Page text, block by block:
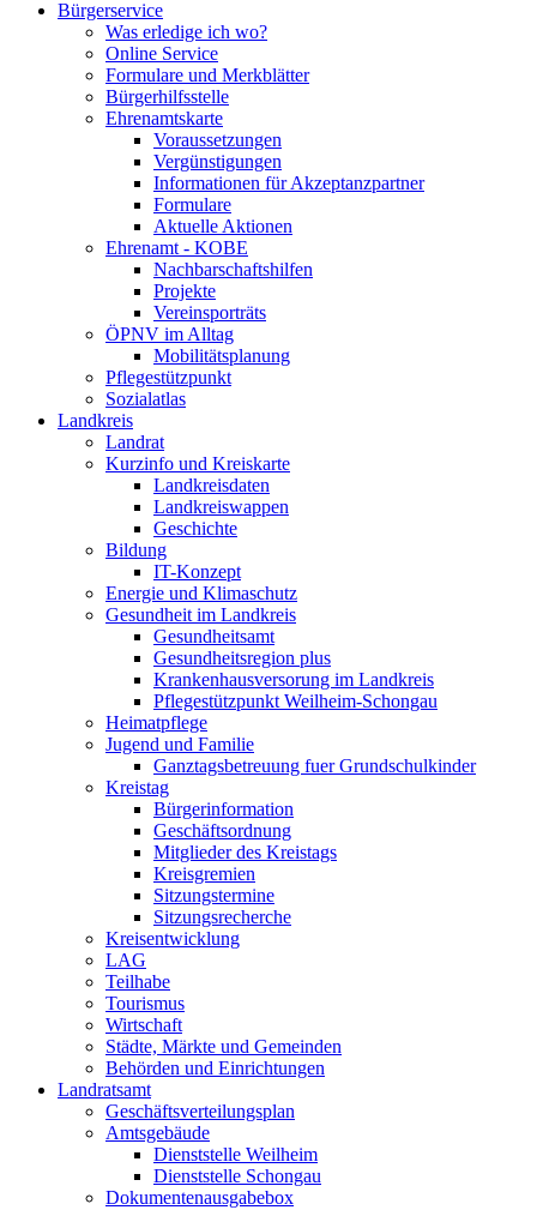
Bürgerservice
Was erledige ich wo?
Online Service
Formulare und Merkblätter
Bürgerhilfsstelle
Ehrenamtskarte
Voraussetzungen
Vergünstigungen
Informationen für Akzeptanzpartner
Formulare
Aktuelle Aktionen
Ehrenamt - KOBE
Nachbarschaftshilfen
Projekte
Vereinsporträts
ÖPNV im Alltag
Mobilitätsplanung
Pflegestützpunkt
Sozialatlas
Landkreis
Landrat
Kurzinfo und Kreiskarte
Landkreisdaten
Landkreiswappen
Geschichte
Bildung
IT-Konzept
Energie und Klimaschutz
Gesundheit im Landkreis
Gesundheitsamt
Gesundheitsregion plus
Krankenhausversorung im Landkreis
Pflegestützpunkt Weilheim-Schongau
Heimatpflege
Jugend und Familie
Ganztagsbetreuung fuer Grundschulkinder
Kreistag
Bürgerinformation
Geschäftsordnung
Mitglieder des Kreistags
Kreisgremien
Sitzungstermine
Sitzungsrecherche
Kreisentwicklung
LAG
Teilhabe
Tourismus
Wirtschaft
Städte, Märkte und Gemeinden
Behörden und Einrichtungen
Landratsamt
Geschäftsverteilungsplan
Amtsgebäude
Dienststelle Weilheim
Dienststelle Schongau
Dokumentenausgabebox